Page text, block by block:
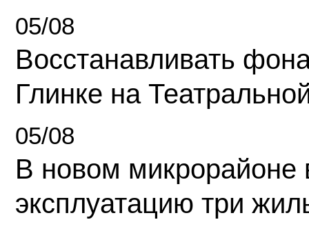
05/08
Восстанавливать
Глинке на
05/08
В новом микрорайоне
эксплуатацию три